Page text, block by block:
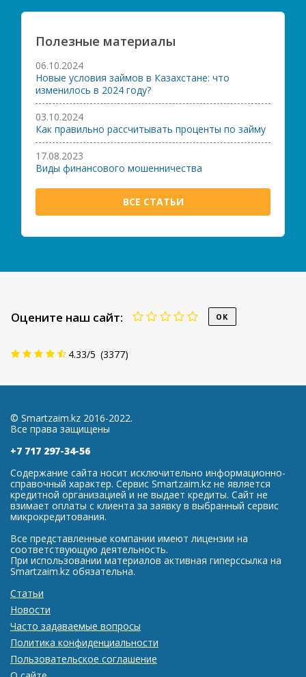
Полезные материалы
06.10.2024
Новые условия займов в Казахстане: что
изменилось в 2024 году?
03.10.2024
Как правильно рассчитывать проценты по займу
17.08.2023
Виды финансового мошенничества
ВСЕ СТАТЬИ
Оцените наш сайт:
4.33/5 (3377)
© Smartzaim.kz 2016-2022.
Все права защищены
+7 717 297-34-56
Содержание сайта носит исключительно информационно-
справочный характер. Сервис Smartzaim.kz не является
кредитной организацией и не выдает кредиты. Сайт не
взимает оплаты с клиента за заявку в выбранный сервис
микрокредитования.
Все представленные компании имеют лицензии на
соответствующую деятельность.
При использовании материалов активная гиперссылка на
Smartzaim.kz обязательна.
Статьи
Новости
Часто задаваемые вопросы
Политика конфиденциальности
Пользовательское соглашение